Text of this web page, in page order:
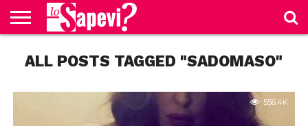
BENESSERE
GOSSIP
PRODOTTI
AMAZON
NEWS
CASA E
CUCINA
ALL POSTS TAGGED "SADOMASO"
556.4K